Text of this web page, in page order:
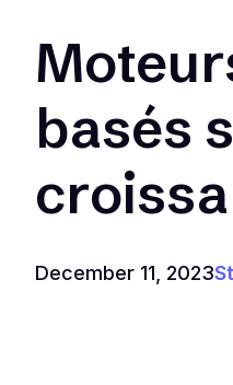
basés
December 11, 2023